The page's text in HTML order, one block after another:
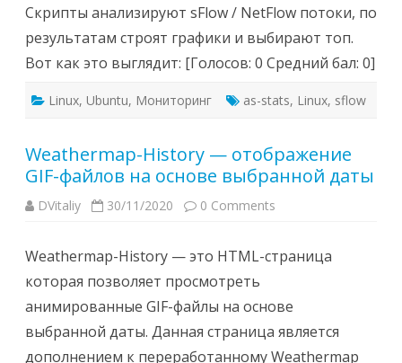
Скрипты анализируют sFlow / NetFlow потоки, по
результатам строят графики и выбирают топ.
Вот как это выглядит: [Голосов: 0 Средний бал: 0]
Linux, Ubuntu, Мониторинг as-stats, Linux, sflow
Weathermap-History — отображение
GIF-файлов на основе выбранной даты
DVitaliy 30/11/2020 0 Comments
Weathermap-History — это HTML-страница
которая позволяет просмотреть
анимированные GIF-файлы на основе
выбранной даты. Данная страница является
дополнением к переработанному Weathermap